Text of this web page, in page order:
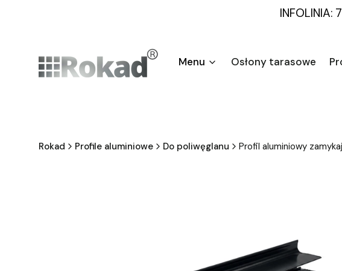
Menu Osłony tarasowe
Rokad Profile aluminiowe Do poliwęglanu Profil aluminiowy